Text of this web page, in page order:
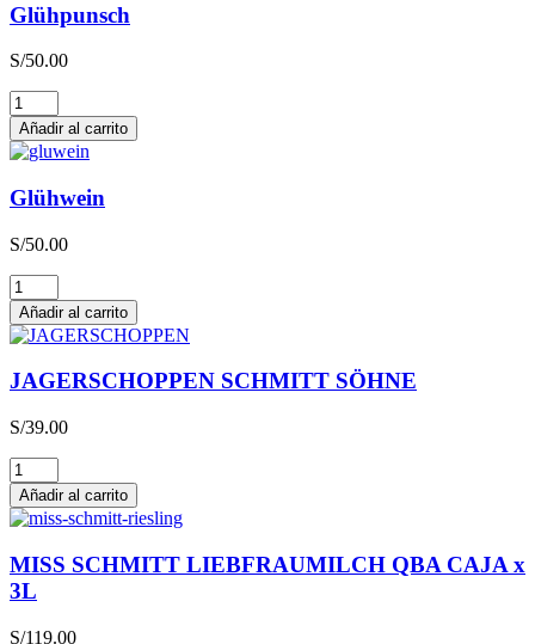
Glühpunsch
S/50.00
Glühpunsch
cantidad
Añadir al carrito
Glühwein
S/50.00
Glühwein
cantidad
Añadir al carrito
JAGERSCHOPPEN SCHMITT SÖHNE
S/39.00
JAGERSCHOPPEN
SCHMITT
SÖHNE
cantidad
Añadir al carrito
MISS SCHMITT LIEBFRAUMILCH QBA CAJA x
3L
S/119.00